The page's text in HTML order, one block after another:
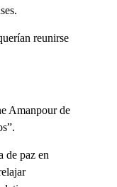
reunirse
Amanpour de
de paz en